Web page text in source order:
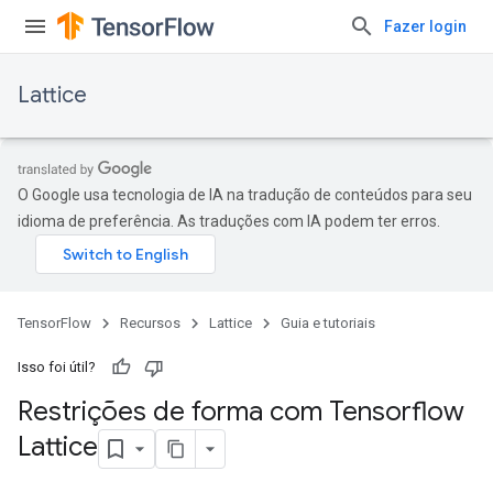
Fazer login
Lattice
O Google usa tecnologia de IA na tradução de conteúdos para seu
idioma de preferência. As traduções com IA podem ter erros.
TensorFlow Recursos Lattice Guia e tutoriais
Isso foi útil?
Restrições de forma com Tensorflow
Lattice